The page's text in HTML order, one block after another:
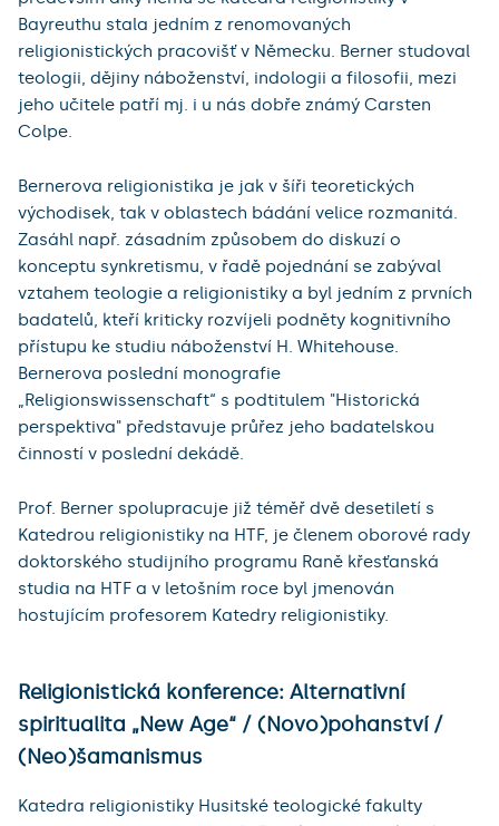
Bayreuthu stala jedním z renomovaných
religionistických pracovišť v Německu. Berner studoval
teologii, dějiny náboženství, indologii a filosofii, mezi
jeho učitele patří mj. i u nás dobře známý Carsten
Colpe.
Bernerova religionistika je jak v šíři teoretických
východisek, tak v oblastech bádání velice rozmanitá.
Zasáhl např. zásadním způsobem do diskuzí o
konceptu synkretismu, v řadě pojednání se zabýval
vztahem teologie a religionistiky a byl jedním z prvních
badatelů, kteří kriticky rozvíjeli podněty kognitivního
přístupu ke studiu náboženství H. Whitehouse.
Bernerova poslední monografie
„Religionswissenschaft“ s podtitulem "Historická
perspektiva" představuje průřez jeho badatelskou
činností v poslední dekádě.
Prof. Berner spolupracuje již téměř dvě desetiletí s
Katedrou religionistiky na HTF, je členem oborové rady
doktorského studijního programu Raně křesťanská
studia na HTF a v letošním roce byl jmenován
hostujícím profesorem Katedry religionistiky.
Religionistická konference: Alternativní
spiritualita „New Age“ / (Novo)pohanství /
(Neo)šamanismus
Katedra religionistiky Husitské teologické fakulty